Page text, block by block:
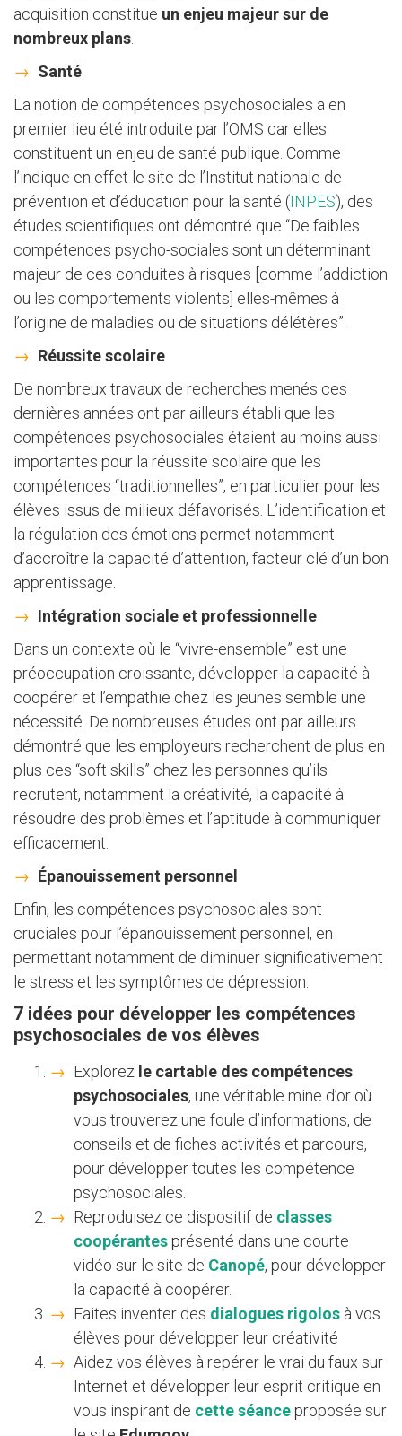
acquisition constitue un enjeu majeur sur de
nombreux plans
Santé
La notion de compétences psychosociales a en
premier lieu été introduite par l’OMS car elles
constituent un enjeu de santé publique. Comme
l’indique en effet le site de l’Institut nationale de
prévention et d’éducation pour la santé (INPES), des
études scientifiques ont démontré que “De faibles
compétences psycho-sociales sont un déterminant
majeur de ces conduites à risques [comme l’addiction
ou les comportements violents] elles-mêmes à
l’origine de maladies ou de situations délétères”.
Réussite scolaire
De nombreux travaux de recherches menés ces
dernières années ont par ailleurs établi que les
compétences psychosociales étaient au moins aussi
importantes pour la réussite scolaire que les
compétences “traditionnelles”, en particulier pour les
élèves issus de milieux défavorisés. L’identification et
la régulation des émotions permet notamment
d’accroître la capacité d’attention, facteur clé d’un bon
apprentissage.
Intégration sociale et professionnelle
Dans un contexte où le “vivre-ensemble” est une
préoccupation croissante, développer la capacité à
coopérer et l’empathie chez les jeunes semble une
nécessité. De nombreuses études ont par ailleurs
démontré que les employeurs recherchent de plus en
plus ces “soft skills” chez les personnes qu’ils
recrutent, notamment la créativité, la capacité à
résoudre des problèmes et l’aptitude à communiquer
efficacement.
Épanouissement personnel
Enfin, les compétences psychosociales sont
cruciales pour l’épanouissement personnel, en
permettant notamment de diminuer significativement
le stress et les symptômes de dépression.
7 idées pour développer les compétences
psychosociales de vos élèves
Explorez le cartable des compétences
psychosociales, une véritable mine d’or où
vous trouverez une foule d’informations, de
conseils et de fiches activités et parcours,
pour développer toutes les compétence
psychosociales.
Reproduisez ce dispositif de classes
coopérantes présenté dans une courte
vidéo sur le site de Canopé, pour développer
la capacité à coopérer.
Faites inventer des dialogues rigolos à vos
élèves pour développer leur créativité
Aidez vos élèves à repérer le vrai du faux sur
Internet et développer leur esprit critique en
vous inspirant de cette séance proposée sur